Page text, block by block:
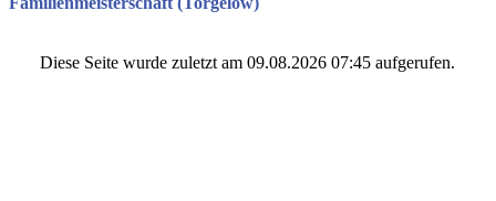
Diese Seite wurde zuletzt am 09.08.2026 07:45 aufgerufen.